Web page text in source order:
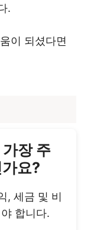
.
이 되셨다면
장 주
요?
, 세금 및 비
합니다.